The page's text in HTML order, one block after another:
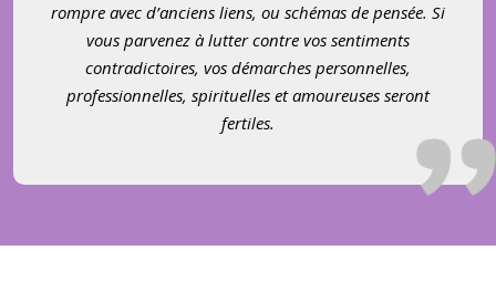
rompre avec d’anciens liens, ou schémas de pensée. Si
vous parvenez à lutter contre vos sentiments
contradictoires, vos démarches personnelles,
professionnelles, spirituelles et amoureuses seront
fertiles.